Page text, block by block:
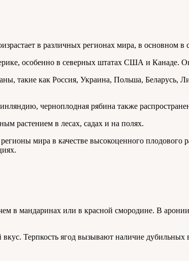
в различных регионах мира, в
особенно в северных штатах США и Канаде.
такие как Россия, Украина, Польша, Беларусь,
черноплодная рябина также
растением в лесах, садах и на полях.
мира в качестве высокоценного
в мандаринах или в красной смородине. В
Терпкость ягод вызывают наличие